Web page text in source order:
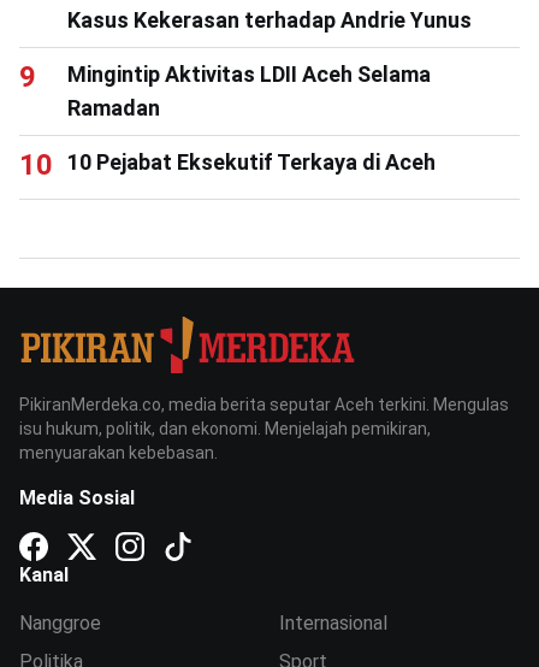
Kasus Kekerasan terhadap Andrie Yunus
Mingintip Aktivitas LDII Aceh Selama
Ramadan
10 Pejabat Eksekutif Terkaya di Aceh
PikiranMerdeka.co, media berita seputar Aceh terkini. Mengulas
isu hukum, politik, dan ekonomi. Menjelajah pemikiran,
menyuarakan kebebasan.
Media Sosial
Kanal
Nanggroe
Politika
Internasional
Sport